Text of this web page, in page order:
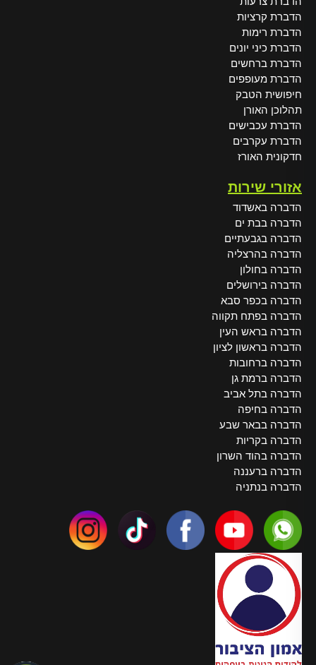
הדברת קרציות
הדברת רימות
הדברת כיני יונים
הדברת ברחשים
הדברת מעופפים
חיפושית הטבק
תהלוכן האורן
הדברת עכבישים
הדברת עקרבים
חדקונית האורז
אזורי שירות
הדברה באשדוד
הדברה בבת ים
הדברה בגבעתיים
הדברה בהרצליה
הדברה בחולון
הדברה בירושלים
הדברה בכפר סבא
הדברה בפתח תקווה
הדברה בראש העין
הדברה בראשון לציון
הדברה ברחובות
הדברה ברמת גן
הדברה בתל אביב
הדברה בחיפה
הדברה בבאר שבע
הדברה בקריות
הדברה בהוד השרון
הדברה ברעננה
הדברה בנתניה